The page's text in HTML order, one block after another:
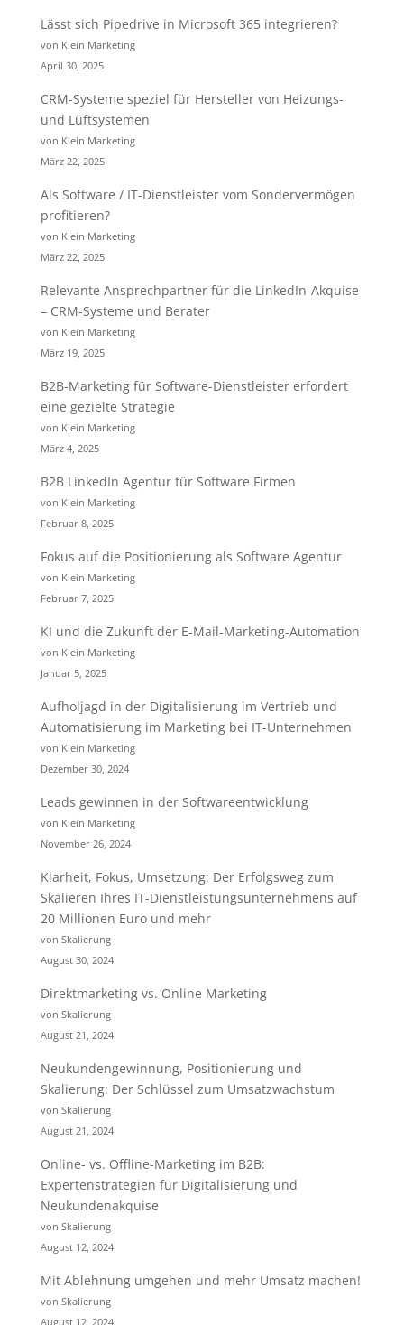
Lässt sich Pipedrive in Microsoft 365 integrieren?
von Klein Marketing
April 30, 2025
CRM-Systeme speziel für Hersteller von Heizungs-
und Lüftsystemen
von Klein Marketing
März 22, 2025
Als Software / IT-Dienstleister vom Sondervermögen
profitieren?
von Klein Marketing
März 22, 2025
Relevante Ansprechpartner für die LinkedIn-Akquise
– CRM-Systeme und Berater
von Klein Marketing
März 19, 2025
B2B-Marketing für Software-Dienstleister erfordert
eine gezielte Strategie
von Klein Marketing
März 4, 2025
B2B LinkedIn Agentur für Software Firmen
von Klein Marketing
Februar 8, 2025
Fokus auf die Positionierung als Software Agentur
von Klein Marketing
Februar 7, 2025
KI und die Zukunft der E-Mail-Marketing-Automation
von Klein Marketing
Januar 5, 2025
Aufholjagd in der Digitalisierung im Vertrieb und
Automatisierung im Marketing bei IT-Unternehmen
von Klein Marketing
Dezember 30, 2024
Leads gewinnen in der Softwareentwicklung
von Klein Marketing
November 26, 2024
Klarheit, Fokus, Umsetzung: Der Erfolgsweg zum
Skalieren Ihres IT-Dienstleistungsunternehmens auf
20 Millionen Euro und mehr
von Skalierung
August 30, 2024
Direktmarketing vs. Online Marketing
von Skalierung
August 21, 2024
Neukundengewinnung, Positionierung und
Skalierung: Der Schlüssel zum Umsatzwachstum
von Skalierung
August 21, 2024
Online- vs. Offline-Marketing im B2B:
Expertenstrategien für Digitalisierung und
Neukundenakquise
von Skalierung
August 12, 2024
Mit Ablehnung umgehen und mehr Umsatz machen!
von Skalierung
August 12, 2024